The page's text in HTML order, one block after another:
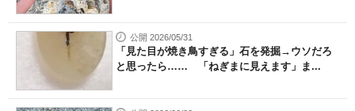
公開 2026/05/31
「見た目が焼き鳥すぎる」石を発掘→ウソだろ
と思ったら…… 「ねぎまに見えます」ま...